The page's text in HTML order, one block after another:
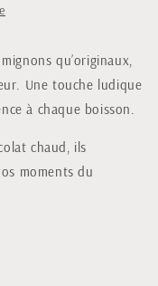
qu’originaux,
Une touche ludique
à chaque boisson.
chaud, ils
moments du